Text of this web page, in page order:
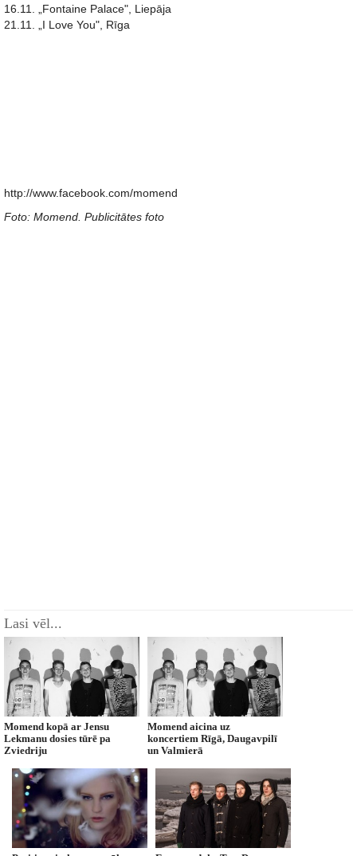
16.11. „Fontaine Palace", Liepāja
21.11. „I Love You", Rīga
http://www.facebook.com/momend
Foto: Momend. Publicitātes foto
Lasi vēl...
Momend kopā ar Jensu
Lekmanu dosies tūrē pa
Zviedriju
Momend aicina uz
koncertiem Rīgā, Daugavpilī
un Valmierā